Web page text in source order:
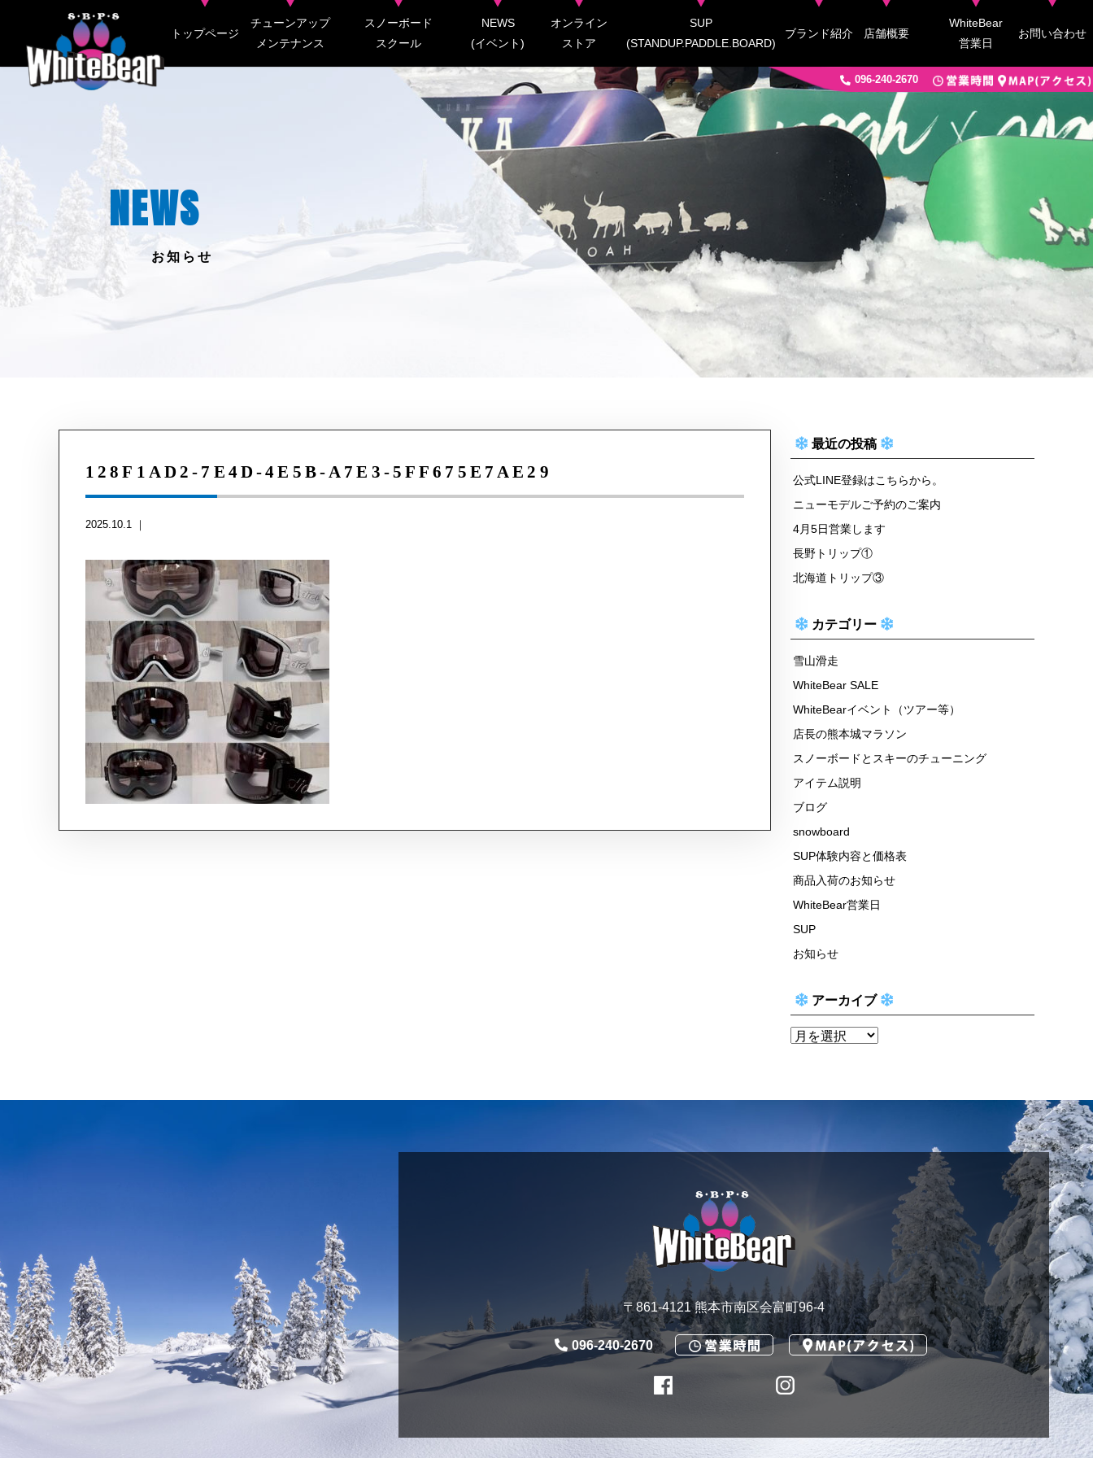
トップページ
チューンアップ
メンテナンス
スノーボード
スクール
NEWS
(イベント)
オンライン
ストア
SUP
(STANDUP.PADDLE.BOARD)
ブランド紹介 店舗概要
WhiteBear
営業日
お問い合わせ
096-240-2670
NEWS
お知らせ
128F1AD2-7E4D-4E5B-A7E3-5FF675E7AE29
2025.10.1 ｜
最近の投稿
公式LINE登録はこちらから。
ニューモデルご予約のご案内
4月5日営業します
長野トリップ①
北海道トリップ③
カテゴリー
雪山滑走
WhiteBear SALE
WhiteBearイベント（ツアー等）
店長の熊本城マラソン
スノーボードとスキーのチューニング
アイテム説明
ブログ
snowboard
SUP体験内容と価格表
商品入荷のお知らせ
WhiteBear営業日
SUP
お知らせ
アーカイブ
〒861-4121 熊本市南区会富町96-4
096-240-2670